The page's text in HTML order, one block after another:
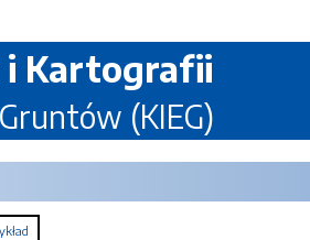
i Kartografii
(KIEG)